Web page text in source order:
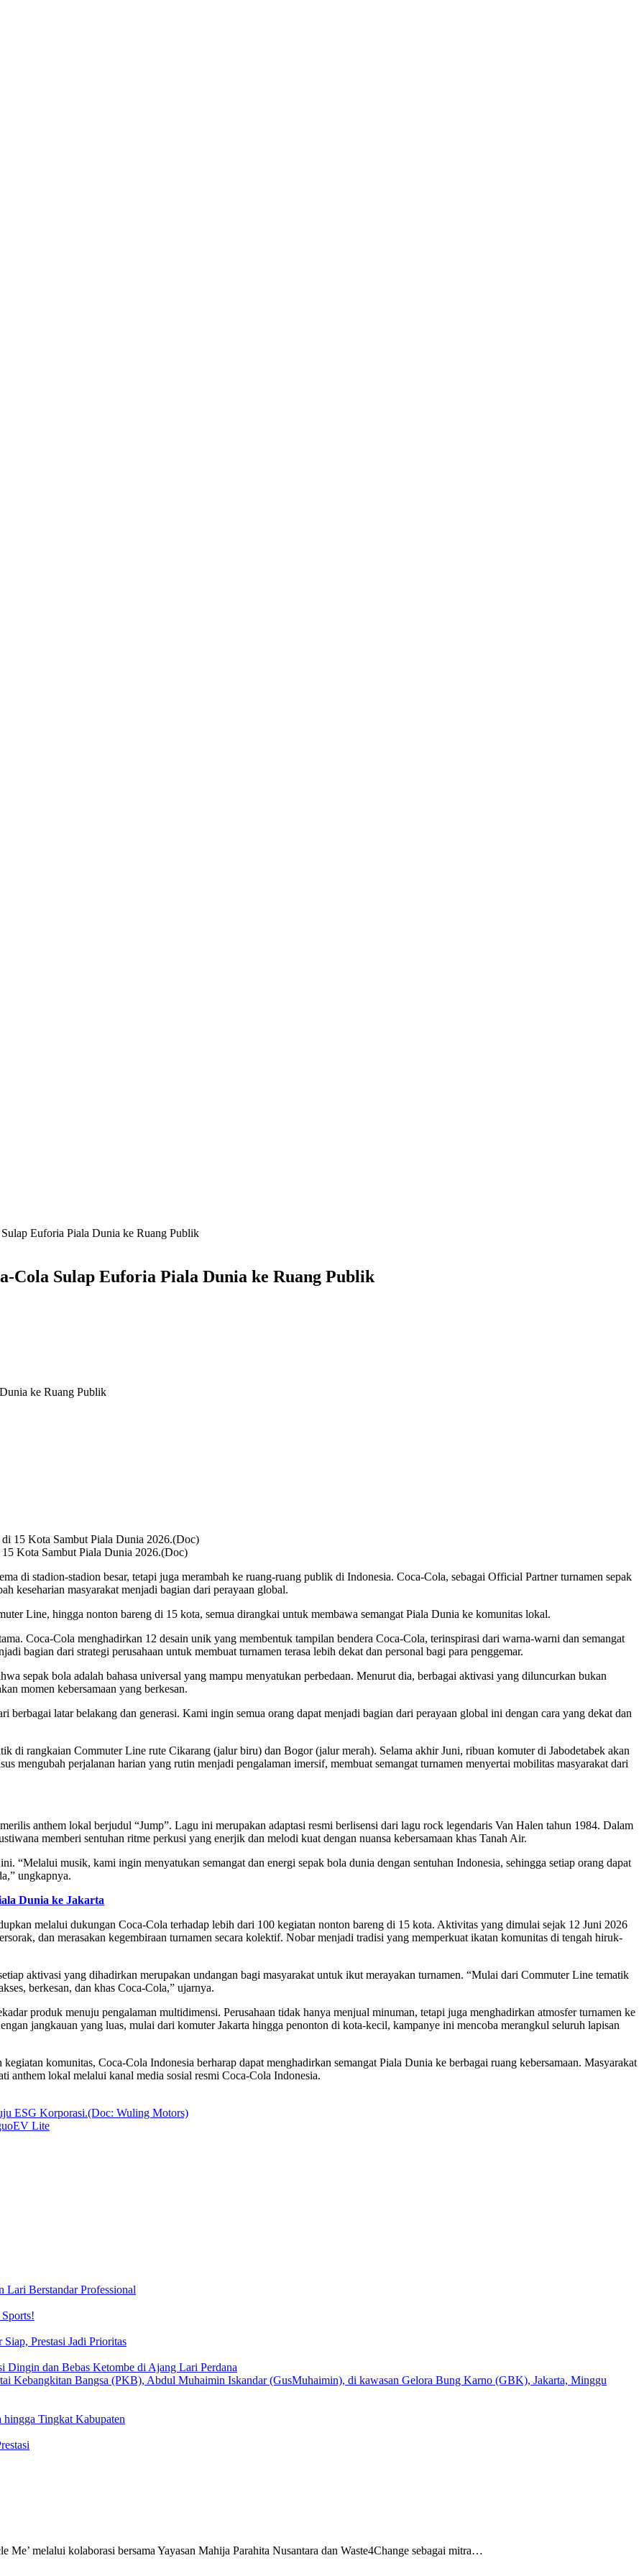
Euforia Piala Dunia ke Ruang Publik
Sulap Euforia Piala Dunia ke Ruang Publik
ke Ruang Publik
Kota Sambut Piala Dunia 2026.(Doc)
di stadion-stadion besar, tetapi juga merambah ke ruang-ruang publik di Indonesia. Coca-Cola, sebagai Official Partner turnamen sepak
keseharian masyarakat menjadi bagian dari perayaan global.
Line, hingga nonton bareng di 15 kota, semua dirangkai untuk membawa semangat Piala Dunia ke komunitas lokal.
Coca-Cola menghadirkan 12 desain unik yang membentuk tampilan bendera Coca-Cola, terinspirasi dari warna-warni dan semangat
bagian dari strategi perusahaan untuk membuat turnamen terasa lebih dekat dan personal bagi para penggemar.
sepak bola adalah bahasa universal yang mampu menyatukan perbedaan. Menurut dia, berbagai aktivasi yang diluncurkan bukan
momen kebersamaan yang berkesan.
berbagai latar belakang dan generasi. Kami ingin semua orang dapat menjadi bagian dari perayaan global ini dengan cara yang dekat dan
di rangkaian Commuter Line rute Cikarang (jalur biru) dan Bogor (jalur merah). Selama akhir Juni, ribuan komuter di Jabodetabek akan
mengubah perjalanan harian yang rutin menjadi pengalaman imersif, membuat semangat turnamen menyertai mobilitas masyarakat dari
anthem lokal berjudul “Jump”. Lagu ini merupakan adaptasi resmi berlisensi dari lagu rock legendaris Van Halen tahun 1984. Dalam
memberi sentuhan ritme perkusi yang enerjik dan melodi kuat dengan nuansa kebersamaan khas Tanah Air.
“Melalui musik, kami ingin menyatukan semangat dan energi sepak bola dunia dengan sentuhan Indonesia, sehingga setiap orang dapat
ungkapnya.
Dunia ke Jakarta
melalui dukungan Coca-Cola terhadap lebih dari 100 kegiatan nonton bareng di 15 kota. Aktivitas yang dimulai sejak 12 Juni 2026
dan merasakan kegembiraan turnamen secara kolektif. Nobar menjadi tradisi yang memperkuat ikatan komunitas di tengah hiruk-
aktivasi yang dihadirkan merupakan undangan bagi masyarakat untuk ikut merayakan turnamen. “Mulai dari Commuter Line tematik
berkesan, dan khas Coca-Cola,” ujarnya.
produk menuju pengalaman multidimensi. Perusahaan tidak hanya menjual minuman, tetapi juga menghadirkan atmosfer turnamen ke
jangkauan yang luas, mulai dari komuter Jakarta hingga penonton di kota-kecil, kampanye ini mencoba merangkul seluruh lapisan
komunitas, Coca-Cola Indonesia berharap dapat menghadirkan semangat Piala Dunia ke berbagai ruang kebersamaan. Masyarakat
anthem lokal melalui kanal media sosial resmi Coca-Cola Indonesia.
Lite
Berstandar Professional
Prestasi Jadi Prioritas
Dingin dan Bebas Ketombe di Ajang Lari Perdana
Tingkat Kabupaten
melalui kolaborasi bersama Yayasan Mahija Parahita Nusantara dan Waste4Change sebagai mitra…